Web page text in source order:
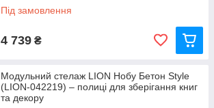
Під замовлення
4 739 ₴
Модульний стелаж LION Нобу Бетон Style
(LION-042219) – полиці для зберігання книг
та декору